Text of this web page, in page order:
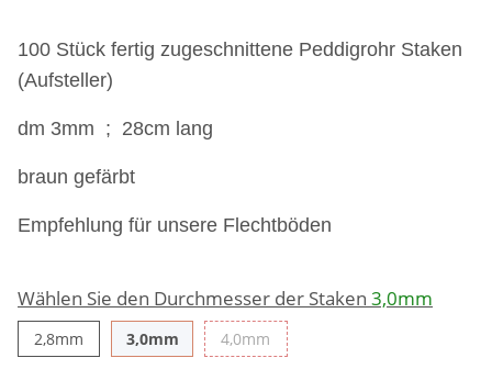
100 Stück fertig zugeschnittene Peddigrohr Staken
(Aufsteller)
dm 3mm ; 28cm lang
braun gefärbt
Empfehlung für unsere Flechtböden
Wählen Sie den Durchmesser der Staken 3,0mm
2,8mm 2,8mm3,0mm3,0mm4,0mm 4,0mm